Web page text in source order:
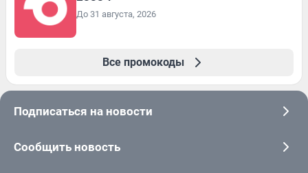
До 31 августа, 2026
Все промокоды
Подписаться на новости
Сообщить новость